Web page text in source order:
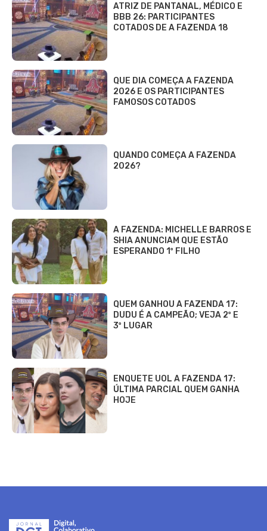
ATRIZ DE PANTANAL, MÉDICO E
BBB 26: PARTICIPANTES
COTADOS DE A FAZENDA 18
QUE DIA COMEÇA A FAZENDA
2026 E OS PARTICIPANTES
FAMOSOS COTADOS
QUANDO COMEÇA A FAZENDA
2026?
A FAZENDA: MICHELLE BARROS E
SHIA ANUNCIAM QUE ESTÃO
ESPERANDO 1º FILHO
QUEM GANHOU A FAZENDA 17:
DUDU É A CAMPEÃO; VEJA 2º E
3º LUGAR
ENQUETE UOL A FAZENDA 17:
ÚLTIMA PARCIAL QUEM GANHA
HOJE